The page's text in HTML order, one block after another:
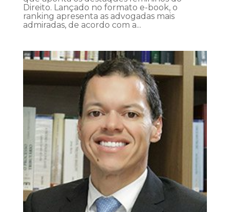
Direito. Lançado no formato e-book, o
ranking apresenta as advogadas mais
admiradas, de acordo com a...